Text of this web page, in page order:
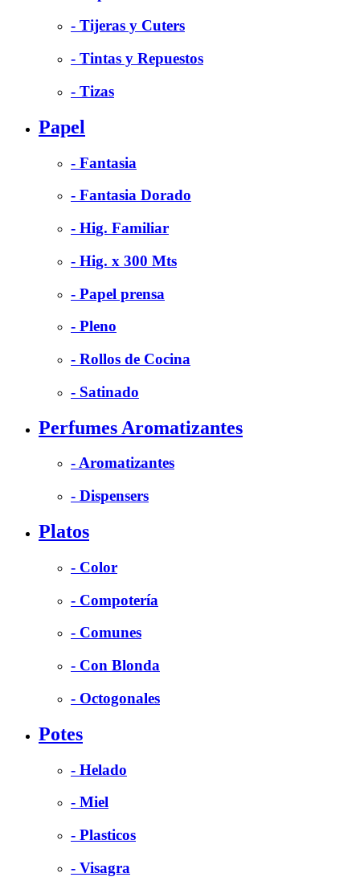
- Tijeras y Cuters
- Tintas y Repuestos
- Tizas
Papel
- Fantasia
- Fantasia Dorado
- Hig. Familiar
- Hig. x 300 Mts
- Papel prensa
- Pleno
- Rollos de Cocina
- Satinado
Perfumes Aromatizantes
- Aromatizantes
- Dispensers
Platos
- Color
- Compotería
- Comunes
- Con Blonda
- Octogonales
Potes
- Helado
- Miel
- Plasticos
- Visagra